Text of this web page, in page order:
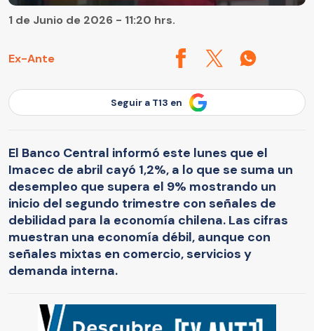
Ex-Ante
1 de Junio de 2026 - 11:20 hrs.
Seguir a T13 en
El Banco Central informó este lunes que el
Imacec de abril cayó 1,2%, a lo que se suma un
desempleo que supera el 9% mostrando un
inicio del segundo trimestre con señales de
debilidad para la economía chilena. Las cifras
muestran una economía débil, aunque con
señales mixtas en comercio, servicios y
demanda interna.